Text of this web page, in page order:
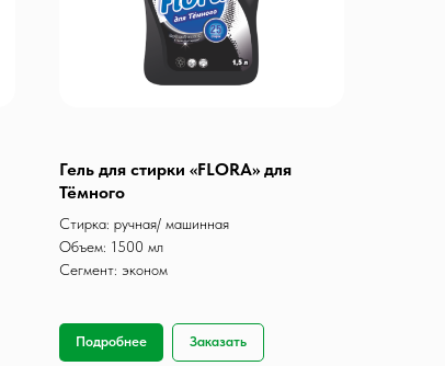
Гель для стирки «FLORA» для
Тёмного
Стирка: ручная/ машинная
Объем: 1500 мл
Сегмент: эконом
Подробнее Заказать